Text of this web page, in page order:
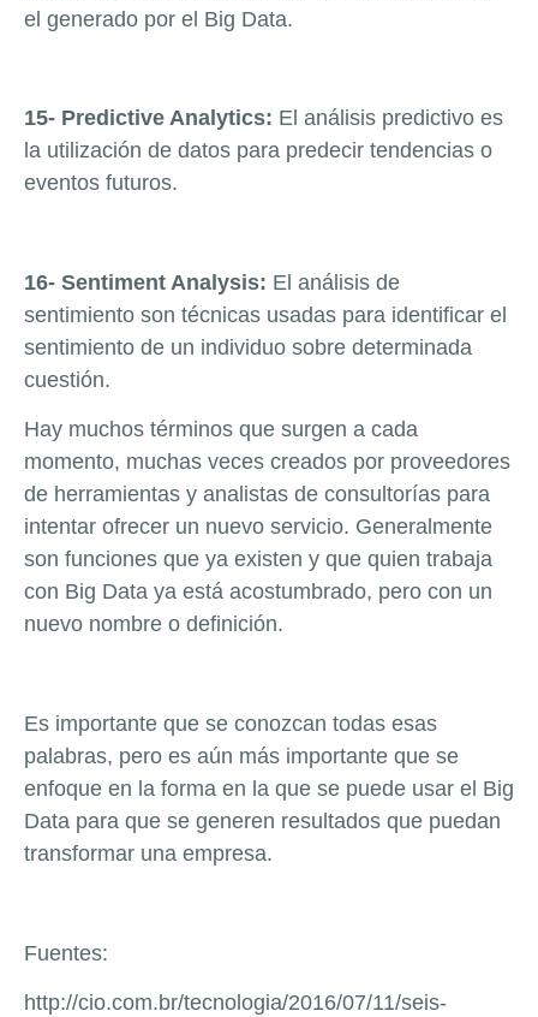
el generado por el Big Data.
15- Predictive Analytics: El análisis predictivo es
la utilización de datos para predecir tendencias o
eventos futuros.
16- Sentiment Analysis: El análisis de
sentimiento son técnicas usadas para identificar el
sentimiento de un individuo sobre determinada
cuestión.
Hay muchos términos que surgen a cada
momento, muchas veces creados por proveedores
de herramientas y analistas de consultorías para
intentar ofrecer un nuevo servicio. Generalmente
son funciones que ya existen y que quien trabaja
con Big Data ya está acostumbrado, pero con un
nuevo nombre o definición.
Es importante que se conozcan todas esas
palabras, pero es aún más importante que se
enfoque en la forma en la que se puede usar el Big
Data para que se generen resultados que puedan
transformar una empresa.
Fuentes:
http://cio.com.br/tecnologia/2016/07/11/seis-